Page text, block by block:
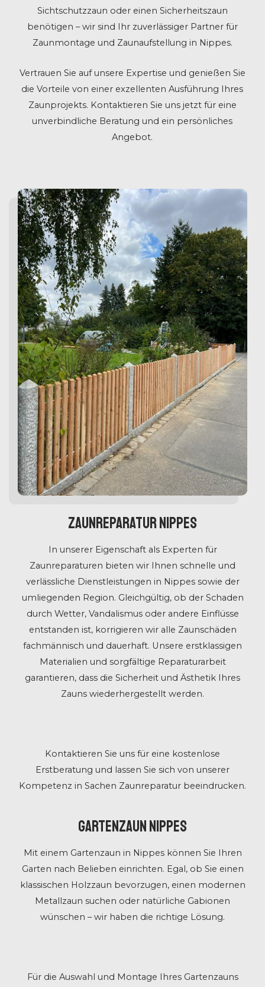
Sichtschutzzaun oder einen Sicherheitszaun
benötigen – wir sind Ihr zuverlässiger Partner für
Zaunmontage und Zaunaufstellung in Nippes.
Vertrauen Sie auf unsere Expertise und genießen Sie
die Vorteile von einer exzellenten Ausführung Ihres
Zaunprojekts. Kontaktieren Sie uns jetzt für eine
unverbindliche Beratung und ein persönliches
Angebot.
Zaunreparatur Nippes
In unserer Eigenschaft als Experten für
Zaunreparaturen bieten wir Ihnen schnelle und
verlässliche Dienstleistungen in Nippes sowie der
umliegenden Region. Gleichgültig, ob der Schaden
durch Wetter, Vandalismus oder andere Einflüsse
entstanden ist, korrigieren wir alle Zaunschäden
fachmännisch und dauerhaft. Unsere erstklassigen
Materialien und sorgfältige Reparaturarbeit
garantieren, dass die Sicherheit und Ästhetik Ihres
Zauns wiederhergestellt werden.
Kontaktieren Sie uns für eine kostenlose
Erstberatung und lassen Sie sich von unserer
Kompetenz in Sachen Zaunreparatur beeindrucken.
Gartenzaun Nippes
Mit einem Gartenzaun in Nippes können Sie Ihren
Garten nach Belieben einrichten. Egal, ob Sie einen
klassischen Holzzaun bevorzugen, einen modernen
Metallzaun suchen oder natürliche Gabionen
wünschen – wir haben die richtige Lösung.
Für die Auswahl und Montage Ihres Gartenzauns